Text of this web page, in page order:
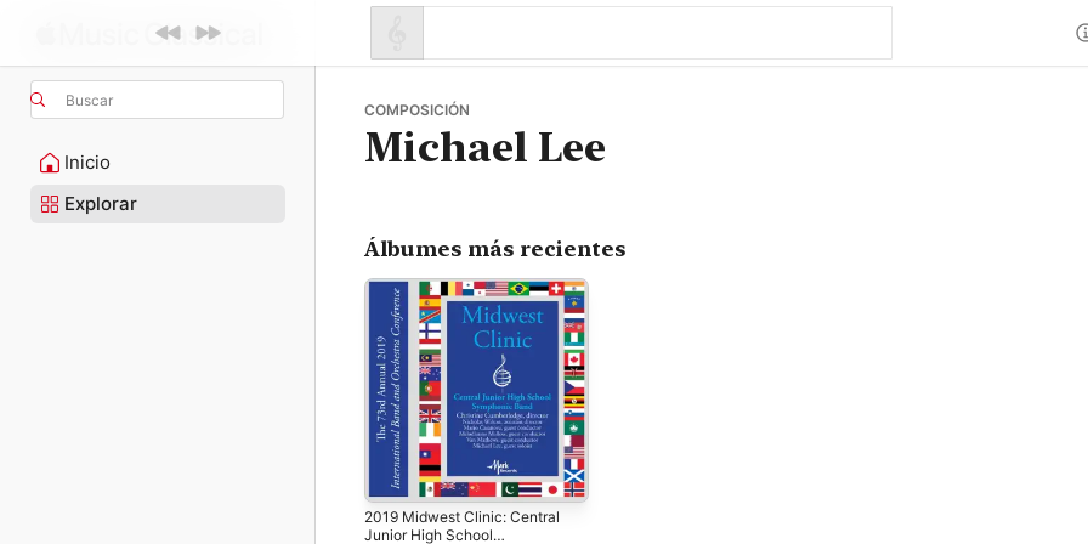
Buscar
Inicio
Explorar
COMPOSICIÓN
Michael Lee
Álbumes más recientes
2019 Midwest Clinic: Central
Junior High School